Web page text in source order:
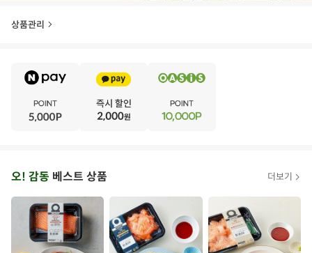
상품관리
아
시
오! 감동 베스트 상품 더보기